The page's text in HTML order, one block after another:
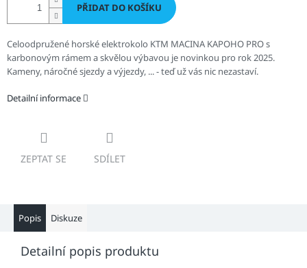
PŘIDAT DO KOŠÍKU
Celoodpružené horské elektrokolo KTM MACINA KAPOHO PRO s
karbonovým rámem a skvělou výbavou je novinkou pro rok 2025.
Kameny, náročné sjezdy a výjezdy, ... - teď už vás nic nezastaví.
Detailní informace
ZEPTAT SE SDÍLET
Popis Diskuze
Detailní popis produktu